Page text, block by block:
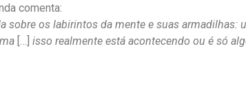
comenta:
sobre os labirintos da mente e suas
[…] isso realmente está acontecendo ou é só